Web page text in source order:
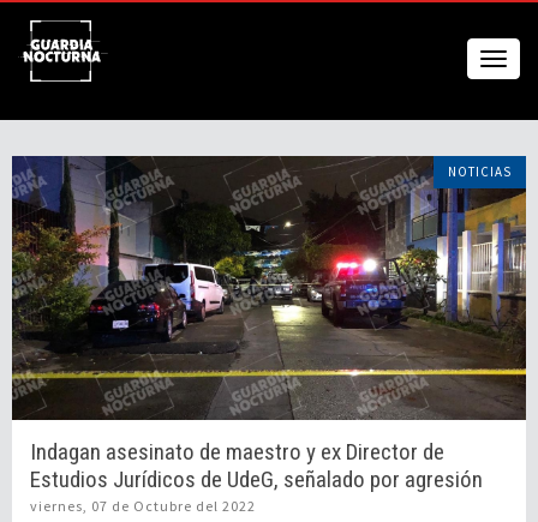
NOTICIAS
Indagan asesinato de maestro y ex Director de
Estudios Jurídicos de UdeG, señalado por agresión
sexual
viernes, 07 de Octubre del 2022